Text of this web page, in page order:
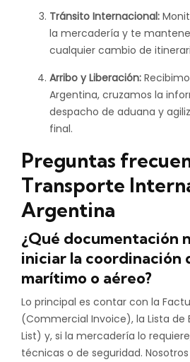
Tránsito Internacional:
la mercadería y te
cualquier cambio de
Arribo y Liberación:
Argentina, cruzamos la
despacho de aduana y
final.
Preguntas
Transporte
Argentina
¿Qué documentación
iniciar la coordinación
marítimo o aéreo?
Lo principal es contar con la
(Commercial Invoice), la Lista de
List) y, si la mercadería lo
técnicas o de seguridad.